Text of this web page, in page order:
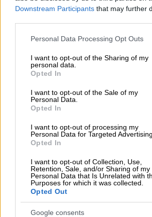
Downstream Participants that may further
Please note that this website/app uses one
not limited to your visit or usage behaviour.
grant or deny consent to Google and its
use your data for below specified purposes
consent section.
Personal Data Processing Opt Outs
I want to opt-out of the Sharing of my
personal data.
Opted In
I want to opt-out of the Sale of my
Personal Data.
Opted In
I want to opt-out of processing my
Personal Data for Targeted Advertising.
Opted In
I want to opt-out of Collection, Use,
Retention, Sale, and/or Sharing of my
Personal Data that Is Unrelated with
Purposes for which it was collected.
Opted Out
Google consents
Κόσμος|30.01.2025 22:45
Ουάσινγκτον: Παγκόσμιος
θύματα του δυστυχήματος -
της Αεροπορίας και η
Τραμπ
Σοκάρουν πλάνα από τη στιγμή
σύγκρουσης